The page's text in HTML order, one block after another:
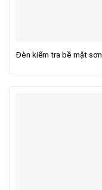
Đèn kiểm tra bề mặt sơn